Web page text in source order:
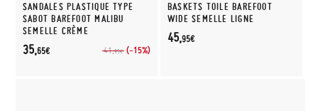
SANDALES PLASTIQUE TYPE
SABOT BAREFOOT MALIBU
SEMELLE CRÈME
41,95€ (-15%)
35,65€
BASKETS TOILE BAREFOOT
WIDE SEMELLE LIGNE
45,95€